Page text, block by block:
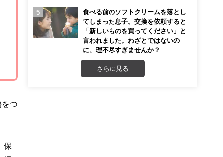
をつ
保
食べる前のソフトクリームを落とし
てしまった息子。交換を依頼すると
「新しいものを買ってください」と
言われました。わざとではないの
に、理不尽すぎませんか？
さらに見る